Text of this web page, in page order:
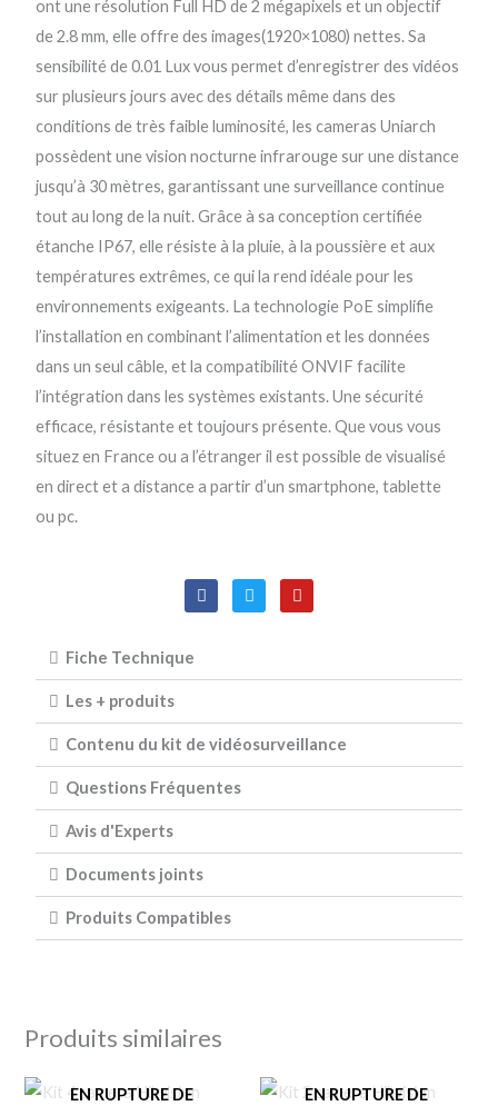
ont une résolution Full HD de 2 mégapixels et un objectif
de 2.8 mm, elle offre des images(1920×1080) nettes. Sa
sensibilité de 0.01 Lux vous permet d’enregistrer des vidéos
sur plusieurs jours avec des détails même dans des
conditions de très faible luminosité, les cameras Uniarch
possèdent une vision nocturne infrarouge sur une distance
jusqu’à 30 mètres, garantissant une surveillance continue
tout au long de la nuit. Grâce à sa conception certifiée
étanche IP67, elle résiste à la pluie, à la poussière et aux
températures extrêmes, ce qui la rend idéale pour les
environnements exigeants. La technologie PoE simplifie
l’installation en combinant l’alimentation et les données
dans un seul câble, et la compatibilité ONVIF facilite
l’intégration dans les systèmes existants. Une sécurité
efficace, résistante et toujours présente. Que vous vous
situez en France ou a l’étranger il est possible de visualisé
en direct et a distance a partir d’un smartphone, tablette
ou pc.
F
a
c
o
T
w
i
r
Y
o
u
e
Fiche Technique
Les + produits
Contenu du kit de vidéosurveillance
Questions Fréquentes
Avis d'Experts
Documents joints
Produits Compatibles
Produits similaires
EN RUPTURE DE
EN RUPTURE DE